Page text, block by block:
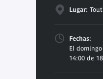
Lugar:
Fechas:
El
14:00 de